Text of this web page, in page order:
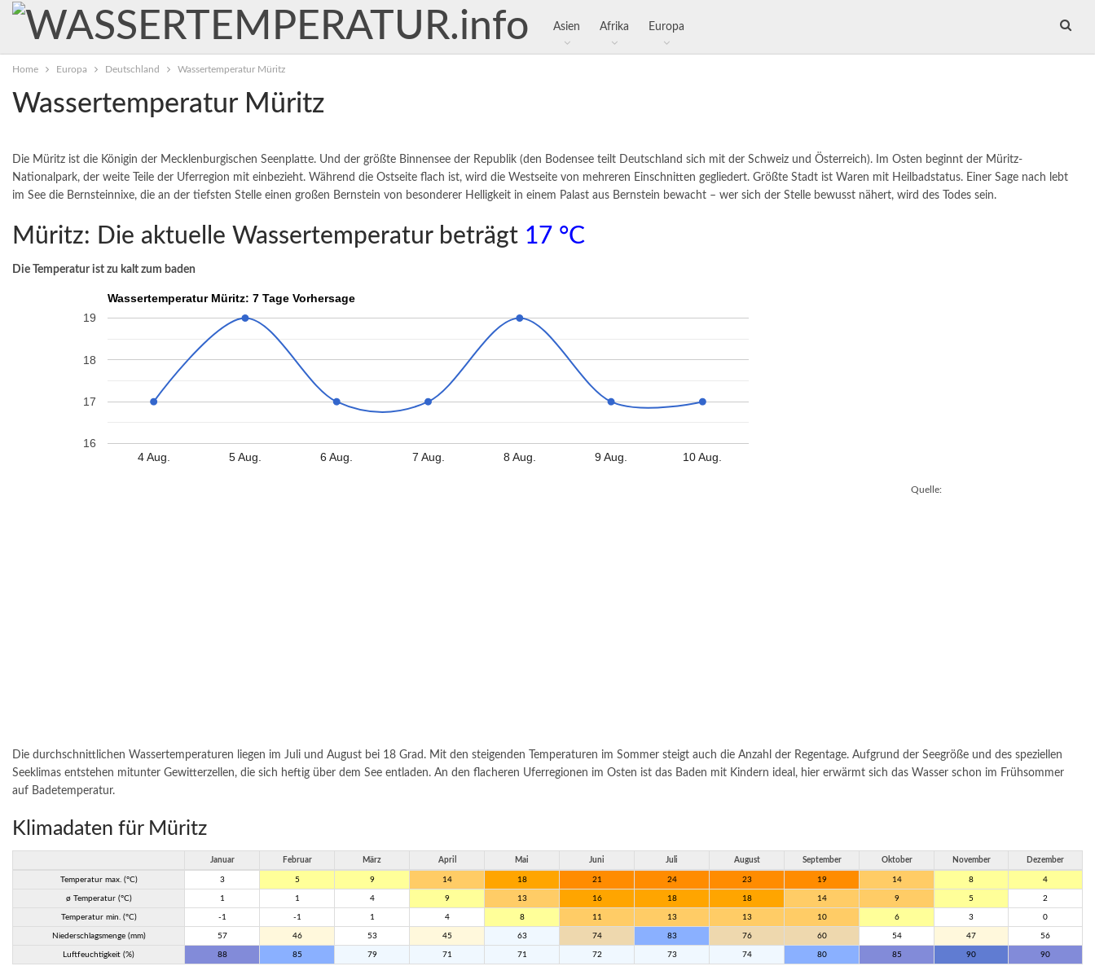
Asien Afrika Europa
Home Europa Deutschland Wassertemperatur Müritz
Wassertemperatur Müritz
Die Müritz ist die Königin der Mecklenburgischen Seenplatte. Und der größte Binnensee der Republik (den Bodensee teilt Deutschland sich mit der Schweiz und Österreich). Im Osten beginnt der Müritz-
Nationalpark, der weite Teile der Uferregion mit einbezieht. Während die Ostseite flach ist, wird die Westseite von mehreren Einschnitten gegliedert. Größte Stadt ist Waren mit Heilbadstatus. Einer Sage nach lebt
im See die Bernsteinnixe, die an der tiefsten Stelle einen großen Bernstein von besonderer Helligkeit in einem Palast aus Bernstein bewacht – wer sich der Stelle bewusst nähert, wird des Todes sein.
Müritz: Die aktuelle Wassertemperatur beträgt 17 °C
Die Temperatur ist zu kalt zum baden
Wassertemperatur Müritz: 7 Tage Vorhersage
4 Aug. 5 Aug. 6 Aug. 7 Aug. 8 Aug. 9 Aug. 10 Aug.
16
17
18
19
Quelle:
Die durchschnittlichen Wassertemperaturen liegen im Juli und August bei 18 Grad. Mit den steigenden Temperaturen im Sommer steigt auch die Anzahl der Regentage. Aufgrund der Seegröße und des speziellen
Seeklimas entstehen mitunter Gewitterzellen, die sich heftig über dem See entladen. An den flacheren Uferregionen im Osten ist das Baden mit Kindern ideal, hier erwärmt sich das Wasser schon im Frühsommer
auf Badetemperatur.
Klimadaten für Müritz
Januar Februar März April Mai Juni Juli August September Oktober November Dezember
Temperatur max. (°C) 3 5 9 14 18 21 24 23 19 14 8 4
ø Temperatur (°C) 1 1 4 9 13 16 18 18 14 9 5 2
Temperatur min. (°C) -1 -1 1 4 8 11 13 13 10 6 3 0
Niederschlagsmenge (mm) 57 46 53 45 63 74 83 76 60 54 47 56
Luftfeuchtigkeit (%) 88 85 79 71 71 72 73 74 80 85 90 90